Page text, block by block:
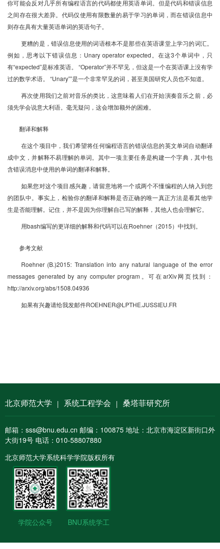
你可能会反对几乎所有编程语言的代码都使用英语单词。但是代码和错误信息
之间存在很大差异。代码仅使用有限数量的易于学习的单词，而在错误信息中
则存在具有大量英语单词的英语句子。
更糟的是，错误信息使用的词语根本不是那些在英语课堂上学习的词汇。
例如，思考以下错误信息：Unary operator expected。在这3个单词中，只
有“expected”是标准英语。 “Operator”并不罕见，但这是一个在英语课上没有学
过的数学术语。 “Unary””是一个非常罕见的词，甚至美国研究人员也不知道。
再次使用我们之前对音乐的类比，这意味着人们在开始演奏音乐之前，必
须先学会说意大利语。毫无疑问，这会增加额外的困难。
翻译和解释
在这个项目中，我们希望将任何编程语言的错误信息的英文单词自动翻译
成中文，并解释不易理解的单词。其中一项主要任务是构建一个字典，其中包
含错误消息中使用的单词的翻译和解释。
如果您对这个项目感兴趣，请留意地将一个或两个不懂编程的人纳入到您
的团队中。事实上，检验你的翻译和解释是否正确的唯一真正方法是看其他学
生是否能理解。记住，并不是因为你理解自己写的解释，其他人也会理解它。
用bash编写的更详细的解释和代码可以在Roehner（2015）中找到。
参考文献
Roehner (B.)2015: Translation into any natural language of the error
messages generated by any computer program。可在arXiv网页找到：
http://arxiv.org/abs/1508.04936
如果有兴趣请给我发邮件ROEHNER@LPTHE.JUSSIEU.FR
北京师范大学 | 系统工程学会 | 桑塔菲研究所
邮箱：sss@bnu.edu.cn 邮编：100875 地址：北京市海淀区新街口外
大街19号 电话：010-58807880
北京师范大学系统科学学院版权所有
学院公众号 BNU系统学工